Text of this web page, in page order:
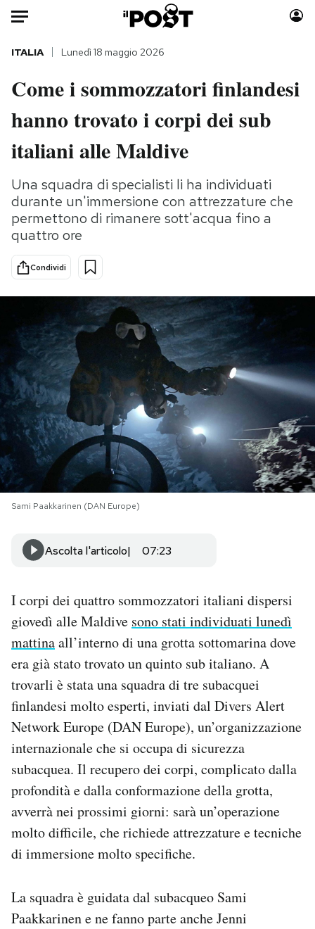
Auto
HOME
Italia
Politica
Tecnologia
Internet
Scienza
Cultura
Economia
Sport
Moda
Consumismi
Storie/Idee
Ok Boomer!
Media
PODCAST
NEWSLETTER
I MIEI PREFERITI
SHOP
Area Personale
Newsletter
Notifiche mobile
Regala il Post
Hai bisogno di aiuto?
ITALIA Lunedì 18 maggio 2026
Come i sommozzatori finlandesi
hanno trovato i corpi dei sub
italiani alle Maldive
Una squadra di specialisti li ha individuati
durante un'immersione con attrezzature che
permettono di rimanere sott'acqua fino a
quattro ore
Condividi
Sami Paakkarinen (DAN Europe)
Ascolta l'articolo 07:23
I corpi dei quattro sommozzatori italiani dispersi
giovedì alle Maldive sono stati individuati lunedì
mattinaall’interno di una grotta sottomarina dove
era già stato trovato un quinto sub italiano. A
trovarli è stata una squadra di tre subacquei
finlandesi molto esperti, inviati dal Divers Alert
Network Europe (DAN Europe), un’organizzazione
internazionale che si occupa di sicurezza
subacquea. Il recupero dei corpi, complicato dalla
profondità e dalla conformazione della grotta,
avverrà nei prossimi giorni: sarà un’operazione
molto difficile, che richiede attrezzature e tecniche
di immersione molto specifiche.
La squadra è guidata dal subacqueo Sami
Paakkarinen e ne fanno parte anche Jenni